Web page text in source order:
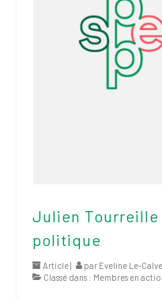
Julien Tourreille
politique
Article | par Eveline Le-
Classé dans : Membres en